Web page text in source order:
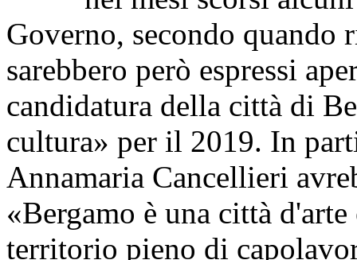
Governo, secondo quando
sarebbero però espressi
candidatura della città di
cultura» per il 2019. In
Annamaria Cancellieri
«Bergamo è una città
territorio pieno di